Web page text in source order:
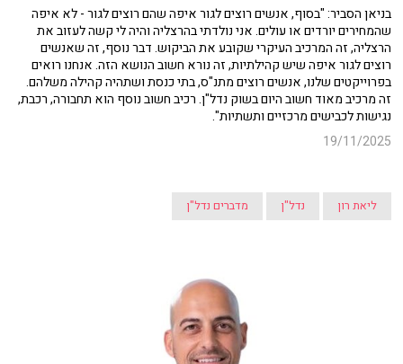
בניאן הסביר: "בסוף, אנשים רוצים לגור איפה שהם רוצים לגור - לא איפה
שהמחירים יורדים או עולים. אני נולדתי בהרצליה והיה לי קשה לעזוב את
הרצליה, זה המרכיב העיקרי שקובע את הביקוש. דבר נוסף, זה שאנשים
רוצים לגור איפה שיש קהילתיות, זה נורא חשוב הנושא הזה. אנחנו רואים
בפרוייקטים שלנו, אנשים רוצים מתנ"ס, בתי כנסת ושתהיה קהילה משלהם.
זה מרכיב מאוד חשוב היום בשוק נדל"ן. רכיב חשוב נוסף הוא תחבורה, רכבת,
נגישות לכבישים מרכזיים ותשתיות".
19/11/2025
ליאת רון נדל"ן מדברים נדל"ן